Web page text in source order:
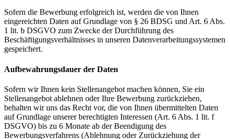
Sofern die Bewerbung erfolgreich ist, werden die von Ihnen
eingereichten Daten auf Grundlage von § 26 BDSG und Art. 6 Abs.
1 lit. b DSGVO zum Zwecke der Durchführung des
Beschäftigungsverhältnisses in unseren Datenverarbeitungssystemen
gespeichert.
Aufbewahrungsdauer der Daten
Sofern wir Ihnen kein Stellenangebot machen können, Sie ein
Stellenangebot ablehnen oder Ihre Bewerbung zurückziehen,
behalten wir uns das Recht vor, die von Ihnen übermittelten Daten
auf Grundlage unserer berechtigten Interessen (Art. 6 Abs. 1 lit. f
DSGVO) bis zu 6 Monate ab der Beendigung des
Bewerbungsverfahrens (Ablehnung oder Zurückziehung der